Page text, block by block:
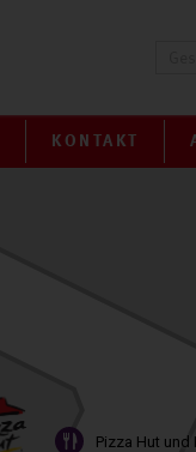
KONTAKT
Pizza Hut und